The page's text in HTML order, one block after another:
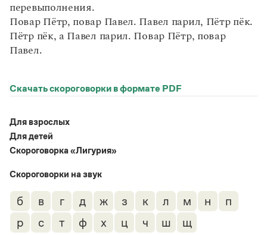
перевыполнения.
Повар Пётр, повар Павел. Павел парил, Пётр пёк.
Пётр пёк, а Павел парил. Повар Пётр, повар
Павел.
Скачать скороговорки в формате PDF
Для взрослых
Для детей
Скороговорка «Лигурия»
Скороговорки на звук
б в г д ж з к л м н
п
р
с т ф х ц ч ш щ